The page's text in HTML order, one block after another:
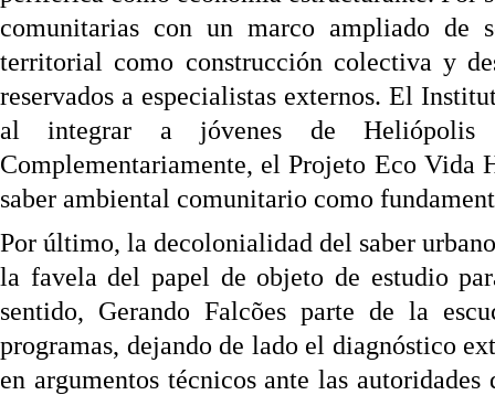
comunitarias con un marco ampliado de
territorial como construcción colectiva y
reservados a especialistas externos. El
al integrar a jóvenes de Heliópolis
Complementariamente, el Projeto Eco Vida
saber ambiental comunitario como
Por último, la decolonialidad del saber
la favela del papel de objeto de estudio
sentido, Gerando Falcões parte de la
programas, dejando de lado el diagnóstico
en argumentos técnicos ante las